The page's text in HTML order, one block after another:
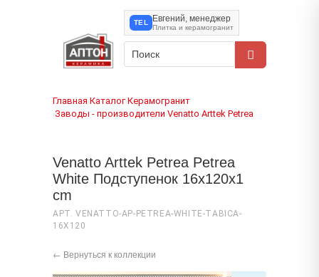
TEL
Евгений, менеджер
Плитка и керамогранит
Главная›Каталог›Керамогранит
›Заводы - производители›Venatto›Arttek Petrea
Venatto Arttek Petrea Petrea
White Подступенок 16x120x1
cm
АРТ. VENATTO-AP-PETREA-WHITE-TABICA-
16X120
← Вернуться к коллекции